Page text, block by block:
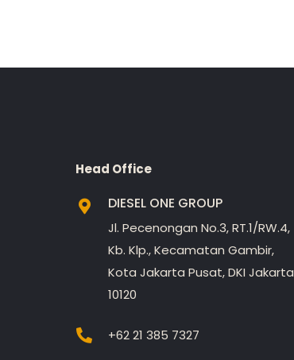
Head Office
DIESEL ONE GROUP
Jl. Pecenongan No.3, RT.1/RW.4,
Kb. Klp., Kecamatan Gambir,
Kota Jakarta Pusat, DKI Jakarta
10120
+62 21 385 7327